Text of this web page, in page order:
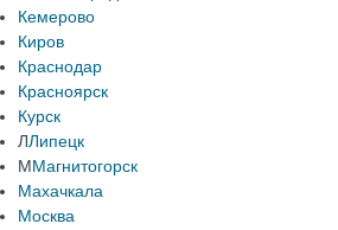
Кемерово
Киров
Краснодар
Красноярск
Курск
ЛЛипецк
ММагнитогорск
Махачкала
Москва